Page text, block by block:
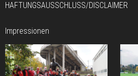
HAFTUNGSAUSSCHLUSS/DISCLAIMER
Impressionen